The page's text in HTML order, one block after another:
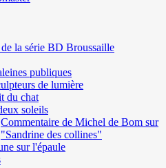
la série BD Broussaille
publiques
de lumière
du chat
soleils
Commentaire de Michel de Bom sur
"Sandrine des collines"
sur l'épaule